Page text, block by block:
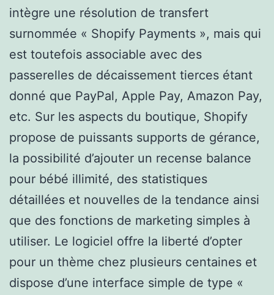
intègre une résolution de transfert
surnommée « Shopify Payments », mais qui
est toutefois associable avec des
passerelles de décaissement tierces étant
donné que PayPal, Apple Pay, Amazon Pay,
etc. Sur les aspects du boutique, Shopify
propose de puissants supports de gérance,
la possibilité d’ajouter un recense balance
pour bébé illimité, des statistiques
détaillées et nouvelles de la tendance ainsi
que des fonctions de marketing simples à
utiliser. Le logiciel offre la liberté d’opter
pour un thème chez plusieurs centaines et
dispose d’une interface simple de type «